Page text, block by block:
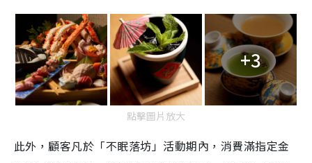
+3
點擊圖片放大
此外，顧客凡於「不眠落坊」活動期內，消費滿指定金